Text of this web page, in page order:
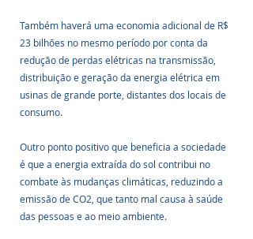
Também haverá uma economia adicional de R$
23 bilhões no mesmo período por conta da
redução de perdas elétricas na transmissão,
distribuição e geração da energia elétrica em
usinas de grande porte, distantes dos locais de
consumo.
Outro ponto positivo que beneficia a sociedade
é que a energia extraída do sol contribui no
combate às mudanças climáticas, reduzindo a
emissão de CO2, que tanto mal causa à saúde
das pessoas e ao meio ambiente.